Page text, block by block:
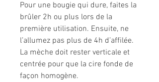
Pour une bougie qui dure, faites la
brûler 2h ou plus lors de la
première utilisation. Ensuite, ne
l’allumez pas plus de 4h d’affilée.
La mèche doit rester verticale et
centrée pour que la cire fonde de
façon homogène.